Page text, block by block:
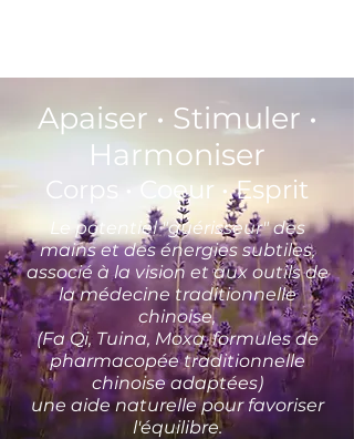
Apaiser • Stimuler •
Harmoniser
Corps • Coeur • Esprit
Le potentiel "guérisseur" des
mains et des énergies subtiles,
associé à la vision et aux outils de
la médecine traditionnelle
chinoise,
(Fa Qi, Tuina, Moxa, formules de
pharmacopée traditionnelle
chinoise adaptées)
une aide naturelle pour favoriser
l'équilibre.